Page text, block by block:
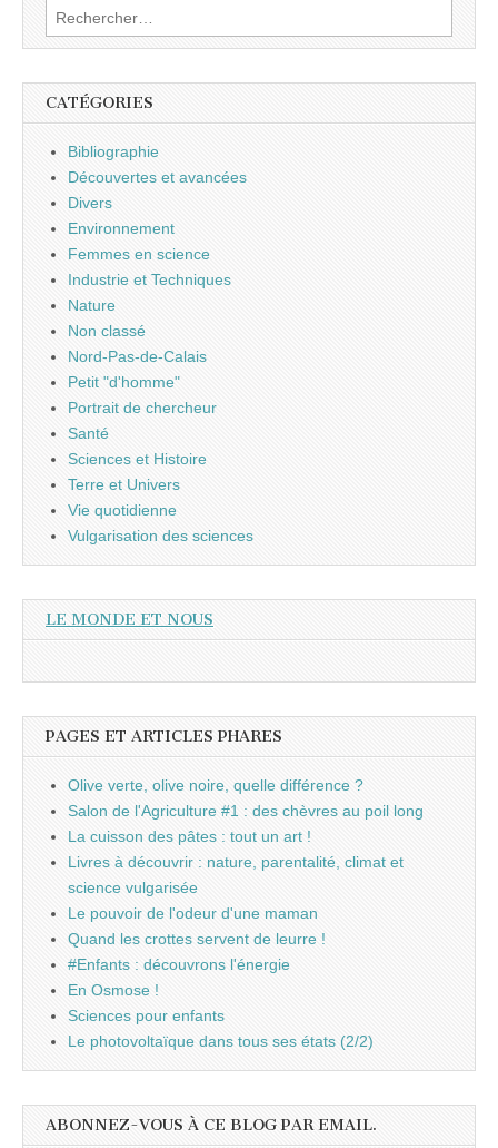
Rechercher :
CATÉGORIES
Bibliographie
Découvertes et avancées
Divers
Environnement
Femmes en science
Industrie et Techniques
Nature
Non classé
Nord-Pas-de-Calais
Petit "d'homme"
Portrait de chercheur
Santé
Sciences et Histoire
Terre et Univers
Vie quotidienne
Vulgarisation des sciences
LE MONDE ET NOUS
PAGES ET ARTICLES PHARES
Olive verte, olive noire, quelle différence ?
Salon de l'Agriculture #1 : des chèvres au poil long
La cuisson des pâtes : tout un art !
Livres à découvrir : nature, parentalité, climat et
science vulgarisée
Le pouvoir de l'odeur d'une maman
Quand les crottes servent de leurre !
#Enfants : découvrons l'énergie
En Osmose !
Sciences pour enfants
Le photovoltaïque dans tous ses états (2/2)
ABONNEZ-VOUS À CE BLOG PAR EMAIL.